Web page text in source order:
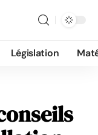
Législation